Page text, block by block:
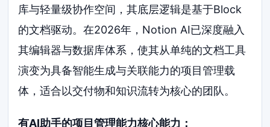
库与轻量级协作空间，其底层逻辑是基于Block
的文档驱动。在2026年，Notion AI已深度融入
其编辑器与数据库体系，使其从单纯的文档工具
演变为具备智能生成与关联能力的项目管理载
体，适合以交付物和知识流转为核心的团队。
有AI助手的项目管理能力核心能力：